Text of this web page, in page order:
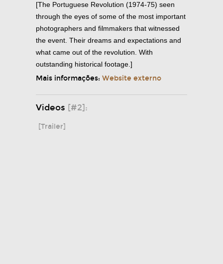
[The Portuguese Revolution (1974-75) seen
through the eyes of some of the most important
photographers and filmmakers that witnessed
the event. Their dreams and expectations and
what came out of the revolution. With
outstanding historical footage.]
Mais informações: Website externo
Videos [#2]:
[Trailer]